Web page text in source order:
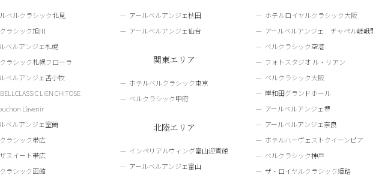
ベルクラシック北見
ラシック旭川
ベルアンジェ札幌
ラシック札幌フローラ
ベルアンジェ苫小牧
LIEN CHITOSE
L’avenir
ベルアンジェ室蘭
ラシック帯広
スイート帯広
ラシック函館
アールベルアンジェ秋田
アールベルアンジェ仙台
関東エリア
ホテルベルクラシック東京
ベルクラシック甲府
北陸エリア
インペリアルウィング富山迎賓館
アールベルアンジェ富山
ホテルロイヤルクラシック大阪
アールベルアンジェ チャペル嵯峨
ベルクラシック空港
フォトスタジオ ル・リアン
ベルクラシック大阪
岸和田グランドホール
アールベルアンジェ堺
アールベルアンジェ奈良
ホテルハーヴェストクイーンピア
ベルクラシック神戸
ザ・ロイヤルクラシック姫路